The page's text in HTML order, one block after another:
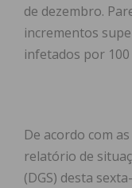
de dezembro.
incrementos
infetados por
De acordo com
relatório de
(DGS) desta